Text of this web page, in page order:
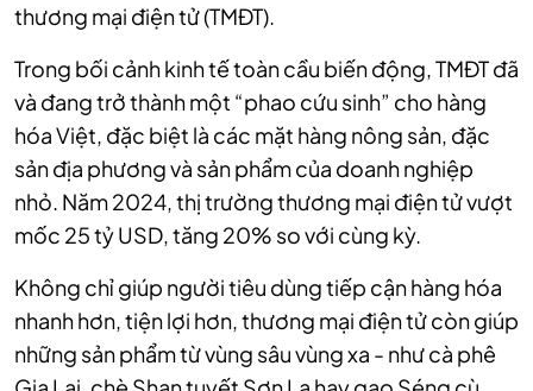
thương mại điện tử (TMĐT).
Trong bối cảnh kinh tế toàn cầu biến động, TMĐT đã
và đang trở thành một “phao cứu sinh” cho hàng
hóa Việt, đặc biệt là các mặt hàng nông sản, đặc
sản địa phương và sản phẩm của doanh nghiệp
nhỏ. Năm 2024, thị trường thương mại điện tử vượt
mốc 25 tỷ USD, tăng 20% so với cùng kỳ.
Không chỉ giúp người tiêu dùng tiếp cận hàng hóa
nhanh hơn, tiện lợi hơn, thương mại điện tử còn giúp
những sản phẩm từ vùng sâu vùng xa - như cà phê